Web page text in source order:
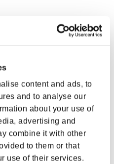
content and ads, to
and to analyse our
about your use of
advertising and
combine it with other
to them or that
use of their services.